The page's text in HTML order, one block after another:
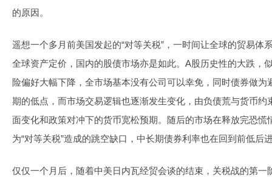
的原因。
遥想一个多月前美国发起的“对等关税”，一时间让全球的贸易体
全球资产定价，国内的股债市场亦是如此。A股历史性的大跌，
险偏好大幅下降，全市场基本没有公司可以幸免，同时债券做
期的低点，而市场交易逻辑也逐渐发生变化，由负债荒与货币
面变化和政策对冲下的货币宽松预期。随后的市场在释放完恐
为“对等关税”造成的跳空缺口，中长期债券利率也在回到前低后
仅仅一个月后，随着中美日内瓦经贸会谈的结束，关税战的第